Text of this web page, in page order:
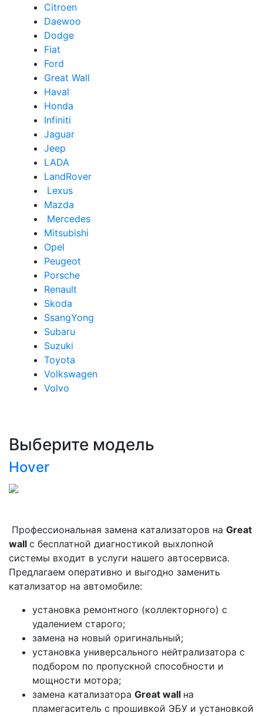
Сitroen
Daewoo
Dodge
Fiat
Ford
Great Wall
Haval
Honda
Infiniti
Jaguar
Jeep
LADA
LandRover
Lexus
Mazda
Mercedes
Mitsubishi
Opel
Peugeot
Porsche
Renault
Skoda
SsangYong
Subaru
Suzuki
Toyota
Volkswagen
Volvo
Выберите модель
Hover
Профессиональная замена катализаторов на Great
wall с бесплатной диагностикой выхлопной
системы входит в услуги нашего автосервиса.
Предлагаем оперативно и выгодно заменить
катализатор на автомобиле:
установка ремонтного (коллекторного) с
удалением старого;
замена на новый оригинальный;
установка универсального нейтрализатора с
подбором по пропускной способности и
мощности мотора;
замена катализатора Great wall на
пламегаситель с прошивкой ЭБУ и установкой